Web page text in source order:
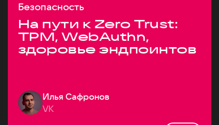
Безопасность
На пути к Zero Trust:
TPM, WebAuthn,
здоровье эндпоинтов
Илья Сафронов
VK